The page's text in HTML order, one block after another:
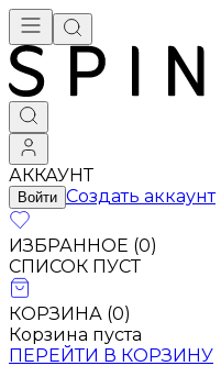
АККАУНТ
Войти Создать аккаунт
ИЗБРАННОЕ (0)
СПИСОК ПУСТ
КОРЗИНА (0)
Корзина пуста
ПЕРЕЙТИ В КОРЗИНУ